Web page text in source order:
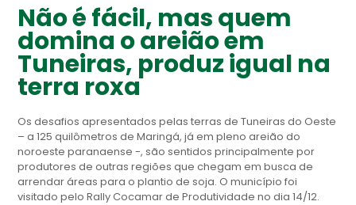
Não é fácil, mas quem
domina o areião em
Tuneiras, produz igual na
terra roxa
Os desafios apresentados pelas terras de Tuneiras do Oeste
– a 125 quilômetros de Maringá, já em pleno areião do
noroeste paranaense -, são sentidos principalmente por
produtores de outras regiões que chegam em busca de
arrendar áreas para o plantio de soja. O município foi
visitado pelo Rally Cocamar de Produtividade no dia 14/12.